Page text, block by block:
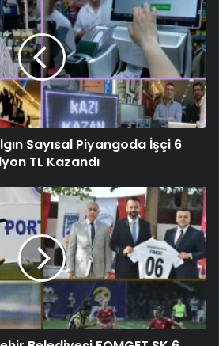
Sayısal Piyangoda İşçi 6
TL Kazandı